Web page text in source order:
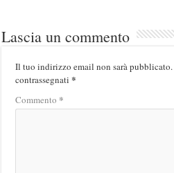
Lascia un commento
Il tuo indirizzo email non sarà pubblicato.
contrassegnati*
Commento *